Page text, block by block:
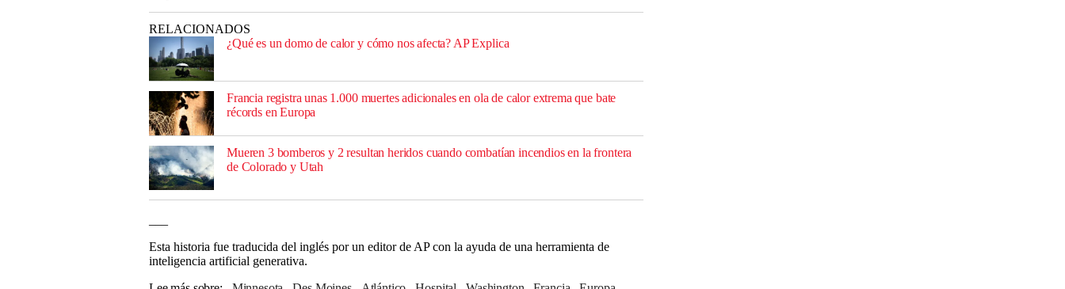
RELACIONADOS
¿Qué es un domo de calor y cómo nos afecta? AP Explica
Francia registra unas 1.000 muertes adicionales en ola de calor extrema que bate
récords en Europa
Mueren 3 bomberos y 2 resultan heridos cuando combatían incendios en la frontera
de Colorado y Utah
Esta historia fue traducida del inglés por un editor de AP con la ayuda de una herramienta de
inteligencia artificial generativa.